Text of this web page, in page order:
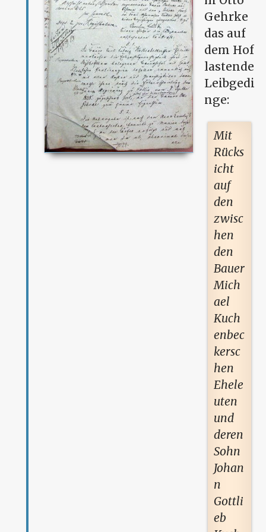
Gehrke
das auf
dem Hof
lastende
Leibgedi
nge:
Mit
Rücks
icht
auf
den
zwisc
hen
den
Bauer
Mich
ael
Kuch
enbec
kersc
hen
Ehele
uten
und
deren
Sohn
Johan
n
Gottli
eb